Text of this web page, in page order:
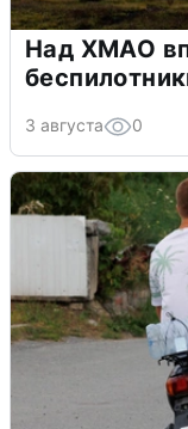
Над ХМАО
3 августа 0